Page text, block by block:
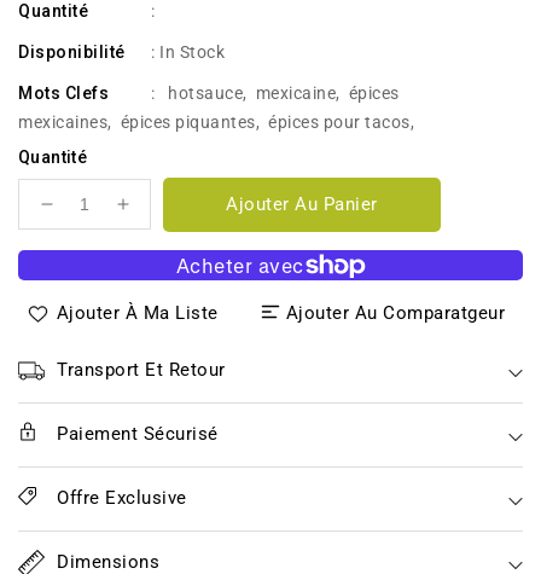
Quantité :
Disponibilité : In Stock
Mots Clefs : hotsauce, mexicaine, épices
mexicaines, épices piquantes, épices pour tacos,
Quantité
Réduire
Sazon
Taco
100g
Augmenter
quantité
Sazon
Taco
100g
Ajouter Au Panier
Ajouter À Ma Liste Ajouter Au Comparatgeur
Transport Et Retour
Paiement Sécurisé
Offre Exclusive
Dimensions